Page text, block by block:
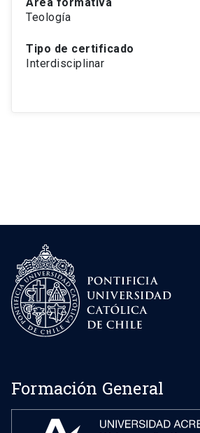
Teología
Tipo de certificado
Interdisciplinar
Formación General